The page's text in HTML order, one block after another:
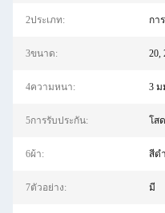
2ประเภท: กา
3ขนาด: 20,
4ความหนา: 3 ม
5การรับประกัน: โส
6ผ้า: สีดำ
7ตัวอย่าง: มี